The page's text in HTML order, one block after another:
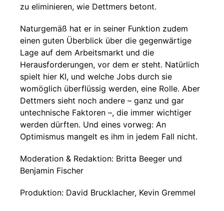
zu eliminieren, wie Dettmers betont.
Naturgemäß hat er in seiner Funktion zudem
einen guten Überblick über die gegenwärtige
Lage auf dem Arbeitsmarkt und die
Herausforderungen, vor dem er steht. Natürlich
spielt hier KI, und welche Jobs durch sie
womöglich überflüssig werden, eine Rolle. Aber
Dettmers sieht noch andere – ganz und gar
untechnische Faktoren –, die immer wichtiger
werden dürften. Und eines vorweg: An
Optimismus mangelt es ihm in jedem Fall nicht.
Moderation & Redaktion: Britta Beeger und
Benjamin Fischer
Produktion: David Brucklacher, Kevin Gremmel